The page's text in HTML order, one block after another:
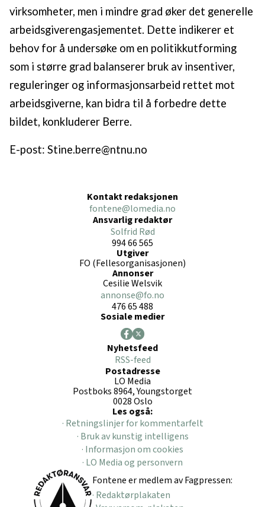
virksomheter, men i mindre grad øker det generelle
arbeidsgiverengasjementet. Dette indikerer et
behov for å undersøke om en politikkutforming
som i større grad balanserer bruk av insentiver,
reguleringer og informasjonsarbeid rettet mot
arbeidsgiverne, kan bidra til å forbedre dette
bildet, konkluderer Berre.
E-post: Stine.berre@ntnu.no
Kontakt redaksjonen
fontene@lomedia.no
Ansvarlig redaktør
Solfrid Rød
994 66 565
Utgiver
FO (Fellesorganisasjonen)
Annonser
Cesilie Welsvik
annonse@fo.no
476 65 488
Sosiale medier
Nyhetsfeed
RSS-feed
Postadresse
LO Media
Postboks 8964, Youngstorget
0028 Oslo
Les også:
· Retningslinjer for kommentarfelt
· Bruk av kunstig intelligens
· Informasjon om cookies
· LO Media og personvern
Fontene er medlem av Fagpressen:
· Redaktørplakaten